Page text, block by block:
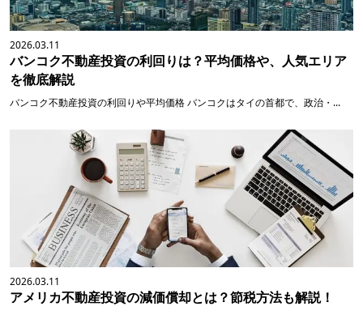
2026.03.11
バンコク不動産投資の利回りは？平均価格や、人気エリア
を徹底解説
バンコク不動産投資の利回りや平均価格 バンコクはタイの首都で、政治・...
2026.03.11
アメリカ不動産投資の減価償却とは？節税方法も解説！